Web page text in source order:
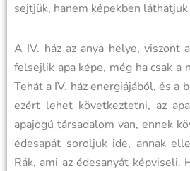
sejtjük, hanem képekben láthatjuk
A IV. ház az anya helye, viszont
felsejlik apa képe, még ha csak a
Tehát a IV. ház energiájából, és a
ezért lehet következtetni, az
apajogú társadalom van, ennek
édesapát soroljuk ide, annak
Rák, ami az édesanyát